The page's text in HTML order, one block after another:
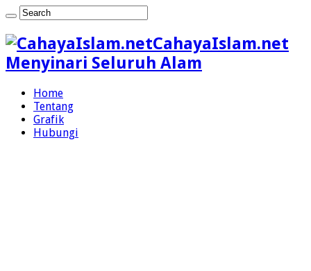
CahayaIslam.net
Menyinari Seluruh Alam
Home
Tentang
Grafik
Hubungi